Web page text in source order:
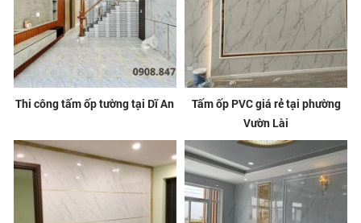
Thi công tấm ốp tường tại Dĩ An
Tấm ốp PVC giá rẻ tại phường
Vườn Lài